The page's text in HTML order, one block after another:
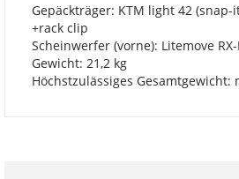
Gepäckträger: KTM light 42 (snap-
+rack clip
Scheinwerfer (vorne): Litemove
Gewicht: 21,2 kg
Höchstzulässiges Gesamtgewicht: